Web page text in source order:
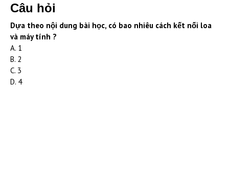
Câu hỏi
Dựa theo nội dung bài học, có bao nhiêu cách kết nối loa
và máy tính ?
A. 1
B. 2
C. 3
D. 4